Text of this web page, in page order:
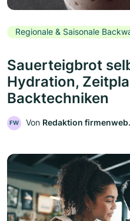
Regionale & Saisonale
Sauerteigbrot
Hydration,
Backtechniken
FW Von Redaktion